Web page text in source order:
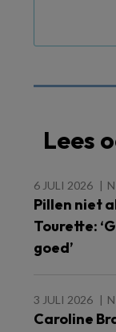
Lees
6 JULI 2026
Pillen niet
Tourette:
goed’
3 JULI 2026
Caroline